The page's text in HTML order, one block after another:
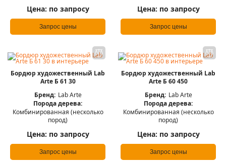
Цена: по запросу
Запрос цены
Цена: по запросу
Запрос цены
Бордюр художественный Lab
Arte Б 61 30
Бренд: Lab Arte
Порода дерева:
Комбинированная (несколько
пород)
Цена: по запросу
Запрос цены
Бордюр художественный Lab
Arte Б 60 450
Бренд: Lab Arte
Порода дерева:
Комбинированная (несколько
пород)
Цена: по запросу
Запрос цены